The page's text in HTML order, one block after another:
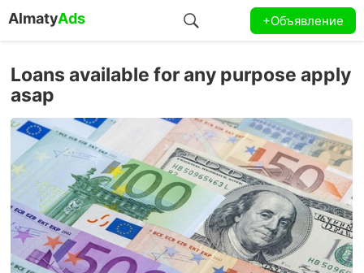
AlmatyAds +Объявление
Loans available for any purpose apply
asap